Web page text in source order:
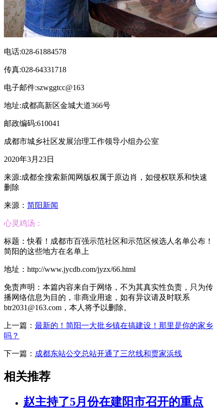
电话:028-61884578
传真:028-64331718
电子邮件:szwggtcc@163
地址:成都高新区金城大道366号
邮政编码:610041
成都市城乡社区发展治理工作领导小组办公室
2020年3月23日
来源:成都全搜索新闻网版权属于原边肖，如侵权联系和快速
删除
来源： 简阳新闻
心灵鸡汤：
标题：快看！成都市百强示范社区和示范区候选人名单公布！
简阳的这些地方在名单上
地址：http://www.jycdb.com/jyzx/66.html
免责声明：本篇内容来自于网络，不为其真实性负责，只为传
播网络信息为目的，非商业用途，如有异议请及时联系
btr2031@163.com，本人将予以删除。
上一篇： 最新的！简阳一大批乡镇在搞建设！那里是你的家乡
吗？
下一篇： 成都东站公交总站开通了三岔线和贾家浜线
相关推荐
赵主持了5月份在建阳市召开的重点